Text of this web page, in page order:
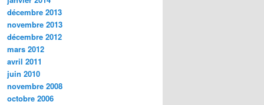
décembre 2013
novembre 2013
décembre 2012
mars 2012
avril 2011
juin 2010
novembre 2008
octobre 2006